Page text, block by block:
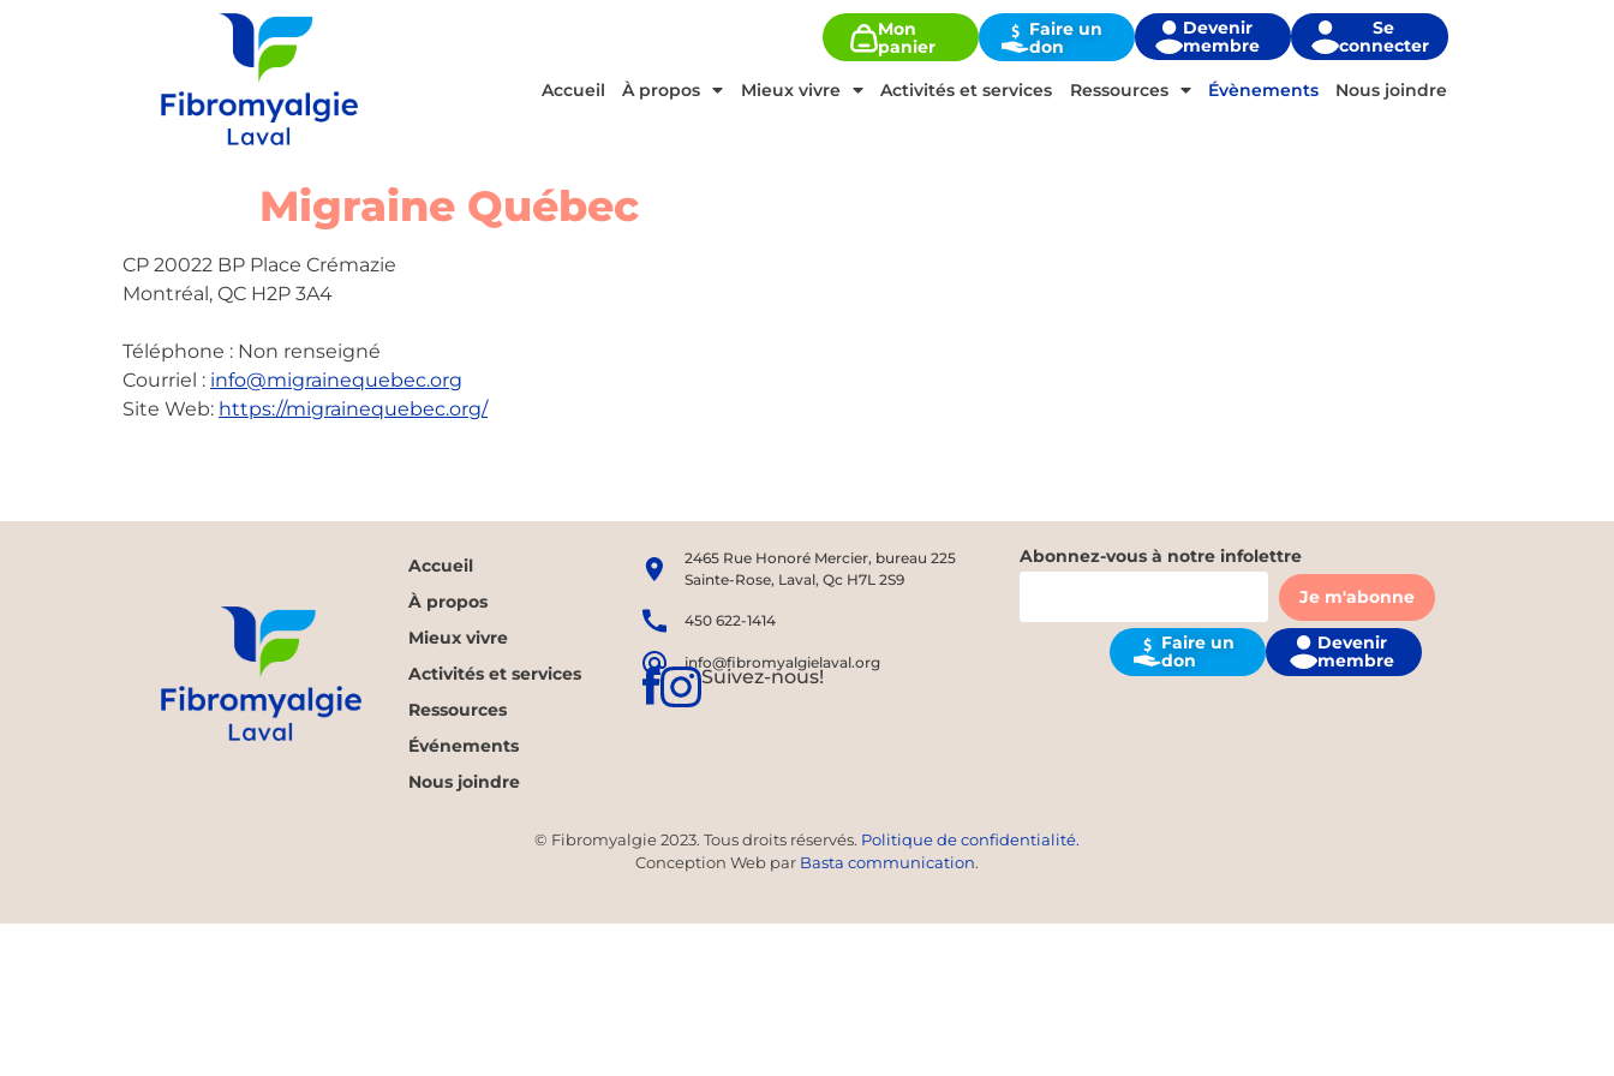
Accueil À propos Mieux vivre Activités et services Ressources Évènements Nous joindre
Mon
panier
Faire un
don
Devenir
membre
Se
connecter
Migraine Québec
CP 20022 BP Place Crémazie
Montréal, QC H2P 3A4
Téléphone : Non renseigné
Courriel : info@migrainequebec.org
Site Web: https://migrainequebec.org/
Accueil
À propos
Mieux vivre
Activités et services
Ressources
Événements
Nous joindre
2465 Rue Honoré Mercier, bureau 225
Sainte-Rose, Laval, Qc H7L 2S9
450 622-1414
info@fibromyalgielaval.org
Suivez-nous!
Abonnez-vous à notre infolettre
Devenir
membre
Faire un
don
© Fibromyalgie 2023. Tous droits réservés. Politique de confidentialité.
Conception Web par Basta communication.